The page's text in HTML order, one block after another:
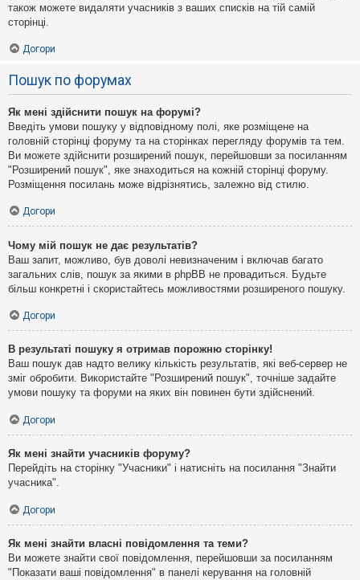
також можете видаляти учасників з ваших списків на тій самій
сторінці.
Догори
Пошук по форумах
Як мені здійснити пошук на форумі?
Введіть умови пошуку у відповідному полі, яке розміщене на
головній сторінці форуму та на сторінках перегляду форумів та тем.
Ви можете здійснити розширений пошук, перейшовши за посиланням
"Розширений пошук", яке знаходиться на кожній сторінці форуму.
Розміщення посилань може відрізнятись, залежно від стилю.
Догори
Чому мій пошук не дає результатів?
Ваш запит, можливо, був доволі невизначеним і включав багато
загальних слів, пошук за якими в phpBB не провадиться. Будьте
більш конкретні і скористайтесь можливостями розширеного пошуку.
Догори
В результаті пошуку я отримав порожню сторінку!
Ваш пошук дав надто велику кількість результатів, які веб-сервер не
зміг обробити. Використайте "Розширений пошук", точніше задайте
умови пошуку та форуми на яких він повинен бути здійснений.
Догори
Як мені знайти учасників форуму?
Перейдіть на сторінку "Учасники" і натисніть на посилання "Знайти
учасника".
Догори
Як мені знайти власні повідомлення та теми?
Ви можете знайти свої повідомлення, перейшовши за посиланням
"Показати ваші повідомлення" в панелі керування на головній